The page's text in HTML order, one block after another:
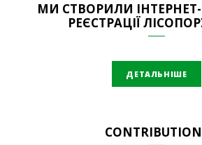
МИ СТВОРИЛИ
РЕЄСТРАЦІЇ
ДЕТАЛЬНІШЕ